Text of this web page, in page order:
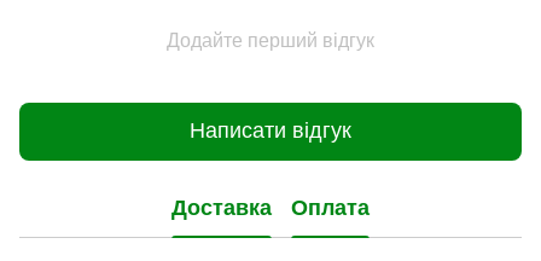
Додайте перший відгук
Написати відгук
Доставка Оплата